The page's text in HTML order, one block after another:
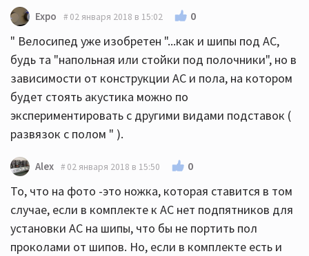
Expo 02 января 2018 в 15:02 0
" Велосипед уже изобретен "...как и шипы под АС,
будь та "напольная или стойки под полочники", но в
зависимости от конструкции АС и пола, на котором
будет стоять акустика можно по
экспериментировать с другими видами подставок (
развязок с полом " ).
Alex 02 января 2018 в 15:50 0
То, что на фото -это ножка, которая ставится в том
случае, если в комплекте к АС нет подпятников для
установки АС на шипы, что бы не портить пол
проколами от шипов. Но, если в комплекте есть и